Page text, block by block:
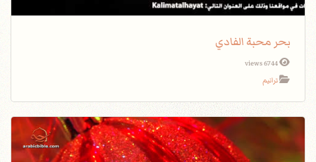
بحر محبة الفادي
6744 views
ترانيم